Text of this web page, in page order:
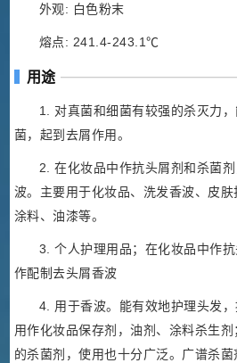
外观: 白色粉末
熔点: 241.4-243.1℃
用途
1. 对真菌和细菌有较强的杀灭力
菌，起到去屑作用。
2. 在化妆品中作抗头屑剂和杀菌
波。主要用于化妆品、洗发香波、皮肤
涂料、油漆等。
3. 个人护理用品；在化妆品中作
作配制去头屑香波
4. 用于香波。能有效地护理头发
用作化妆品保存剂，油剂、涂料杀生
的杀菌剂，使用也十分广泛。广谱杀